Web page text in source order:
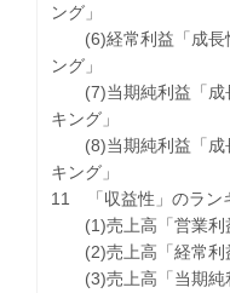
ング」
(6)経常利益「成長
ング」
(7)当期純利益「成
キング」
(8)当期純利益「成
キング」
11 「収益性」のラン
(1)売上高「営業利
(2)売上高「経常利
(3)売上高「当期純